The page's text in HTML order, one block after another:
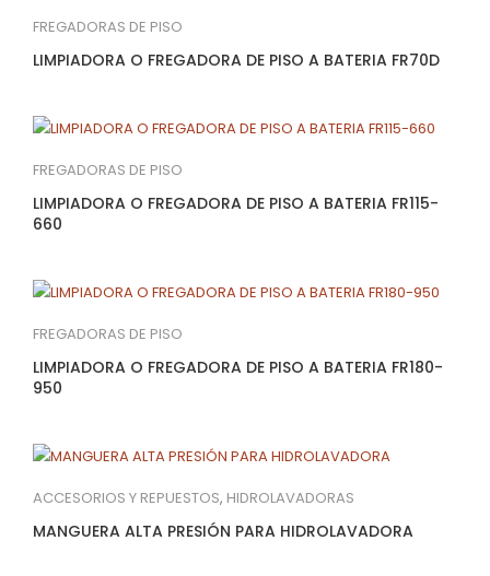
FREGADORAS DE PISO
LIMPIADORA O FREGADORA DE PISO A BATERIA FR70D
FREGADORAS DE PISO
LIMPIADORA O FREGADORA DE PISO A BATERIA FR115-
660
FREGADORAS DE PISO
LIMPIADORA O FREGADORA DE PISO A BATERIA FR180-
950
ACCESORIOS Y REPUESTOS, HIDROLAVADORAS
MANGUERA ALTA PRESIÓN PARA HIDROLAVADORA